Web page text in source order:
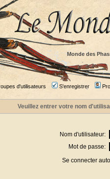
Monde des
d'utilisateurs S'enregistrer
Veuillez entrer votre nom
Nom d'utilisateur:
Mot de passe:
Se connecter